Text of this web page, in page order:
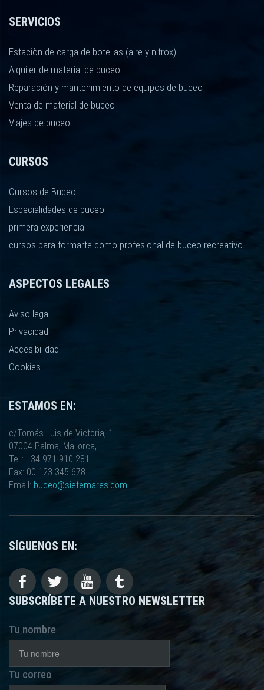
SERVICIOS
Estaciòn de carga de botellas (aire y nitrox)
Alquiler de material de buceo
Reparación y mantenimiento de equipos de buceo
Venta de material de buceo
Viajes de buceo
CURSOS
Cursos de Buceo
Especialidades de buceo
primera experiencia
cursos para formarte como profesional de buceo recreativo
ASPECTOS LEGALES
Aviso legal
Privacidad
Accesibilidad
Cookies
ESTAMOS EN:
c/Tomás Luis de Victoria, 1
07004 Palma, Mallorca,
Tel.: +34 971 910 281
Fax: 00 123 345 678
Email: buceo@sietemares.com
SÍGUENOS EN:
SUBSCRÍBETE A NUESTRO NEWSLETTER
Tu nombre
Tu correo